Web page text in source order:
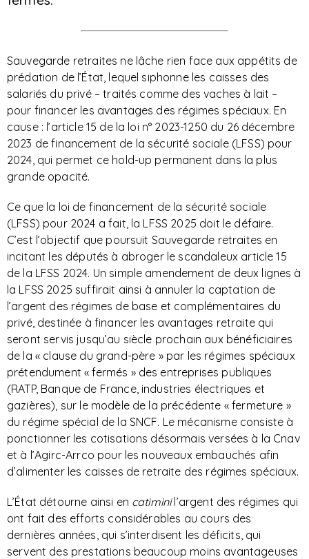
Sauvegarde retraites ne lâche rien face aux appétits de
prédation de l’État, lequel siphonne les caisses des
salariés du privé – traités comme des vaches à lait –
pour financer les avantages des régimes spéciaux. En
cause : l’article 15 de la loi n° 2023-1250 du 26 décembre
2023 de financement de la sécurité sociale (LFSS) pour
2024, qui permet ce hold-up permanent dans la plus
grande opacité.
Ce que la loi de financement de la sécurité sociale
(LFSS) pour 2024 a fait, la LFSS 2025 doit le défaire.
C’est l’objectif que poursuit Sauvegarde retraites en
incitant les députés à abroger le scandaleux article 15
de la LFSS 2024. Un simple amendement de deux lignes à
la LFSS 2025 suffirait ainsi à annuler la captation de
l’argent des régimes de base et complémentaires du
privé, destinée à financer les avantages retraite qui
seront servis jusqu’au siècle prochain aux bénéficiaires
de la « clause du grand-père » par les régimes spéciaux
prétendument « fermés » des entreprises publiques
(RATP, Banque de France, industries électriques et
gazières), sur le modèle de la précédente « fermeture »
du régime spécial de la SNCF. Le mécanisme consiste à
ponctionner les cotisations désormais versées à la Cnav
et à l’Agirc-Arrco pour les nouveaux embauchés afin
d’alimenter les caisses de retraite des régimes spéciaux.
L’État détourne ainsi en catiminil’argent des régimes qui
ont fait des efforts considérables au cours des
dernières années, qui s’interdisent les déficits, qui
servent des prestations beaucoup moins avantageuses